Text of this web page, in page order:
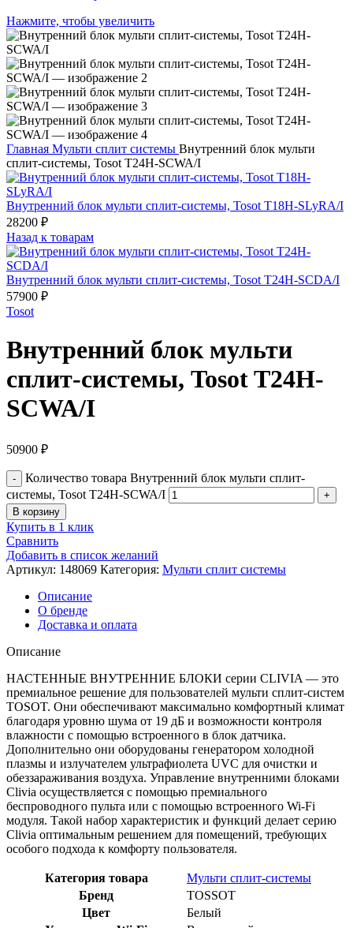
Нажмите, чтобы увеличить
Главная Мульти сплит системы Внутренний блок мульти
сплит-системы, Tosot T24H-SCWA/I
Внутренний блок мульти сплит-системы, Tosot T18H-SLyRA/I
28200 ₽
Назад к товарам
Внутренний блок мульти сплит-системы, Tosot T24H-SCDA/I
57900 ₽
Tosot
Внутренний блок мульти
сплит-системы, Tosot T24H-
SCWA/I
50900 ₽
Количество товара Внутренний блок мульти сплит-
системы, Tosot T24H-SCWA/I
В корзину
Купить в 1 клик
Сравнить
Добавить в список желаний
Артикул: 148069 Категория: Мульти сплит системы
Описание
О бренде
Доставка и оплата
Описание
НАСТЕННЫЕ ВНУТРЕННИЕ БЛОКИ серии CLIVIA — это
премиальное решение для пользователей мульти сплит-систем
TOSOT. Они обеспечивают максимально комфортный климат
благодаря уровню шума от 19 дБ и возможности контроля
влажности с помощью встроенного в блок датчика.
Дополнительно они оборудованы генератором холодной
плазмы и излучателем ультрафиолета UVC для очистки и
обеззараживания воздуха. Управление внутренними блоками
Clivia осуществляется с помощью премиального
беспроводного пульта или с помощью встроенного Wi-Fi
модуля. Такой набор характеристик и функций делает серию
Clivia оптимальным решением для помещений, требующих
особого подхода к комфорту пользователя.
Категория товара
Мульти сплит-системы
Бренд
TOSSOT
Цвет
Белый